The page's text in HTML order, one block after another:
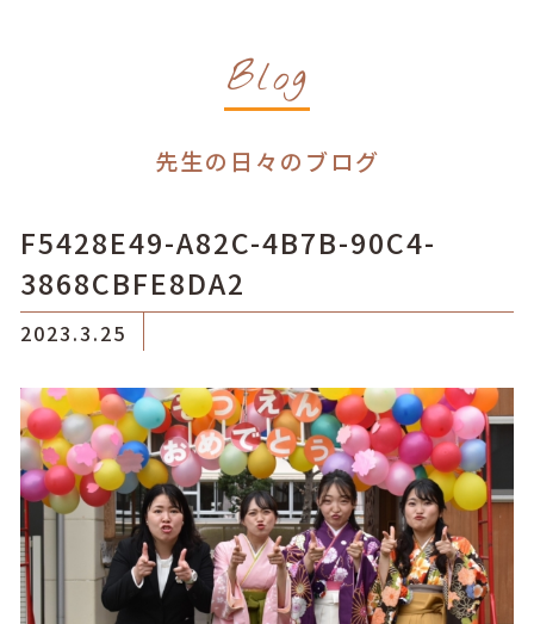
Blog
先生の日々のブログ
F5428E49-A82C-4B7B-90C4-
3868CBFE8DA2
2023.3.25